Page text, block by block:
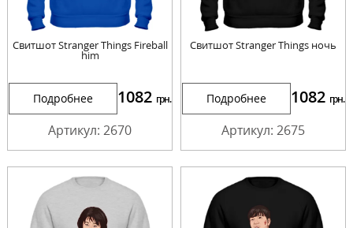
Свитшот Stranger Things Fireball
him
Подробнее 1082 грн.
Артикул: 2670
Свитшот Stranger Things ночь
Подробнее 1082 грн.
Артикул: 2675